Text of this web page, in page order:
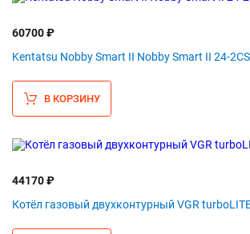
60700 ₽
Kentatsu Nobby Smart II Nobby Smart II 24-
В КОРЗИНУ
44170 ₽
Котёл газовый двухконтурный VGR